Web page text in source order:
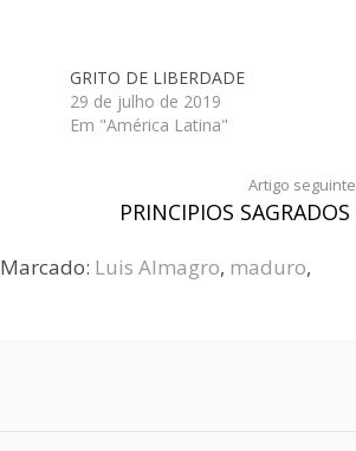
GRITO DE LIBERDADE
29 de julho de 2019
Em "América Latina"
Artigo seguinte
PRINCIPIOS SAGRADOS
Marcado: Luis Almagro, maduro,